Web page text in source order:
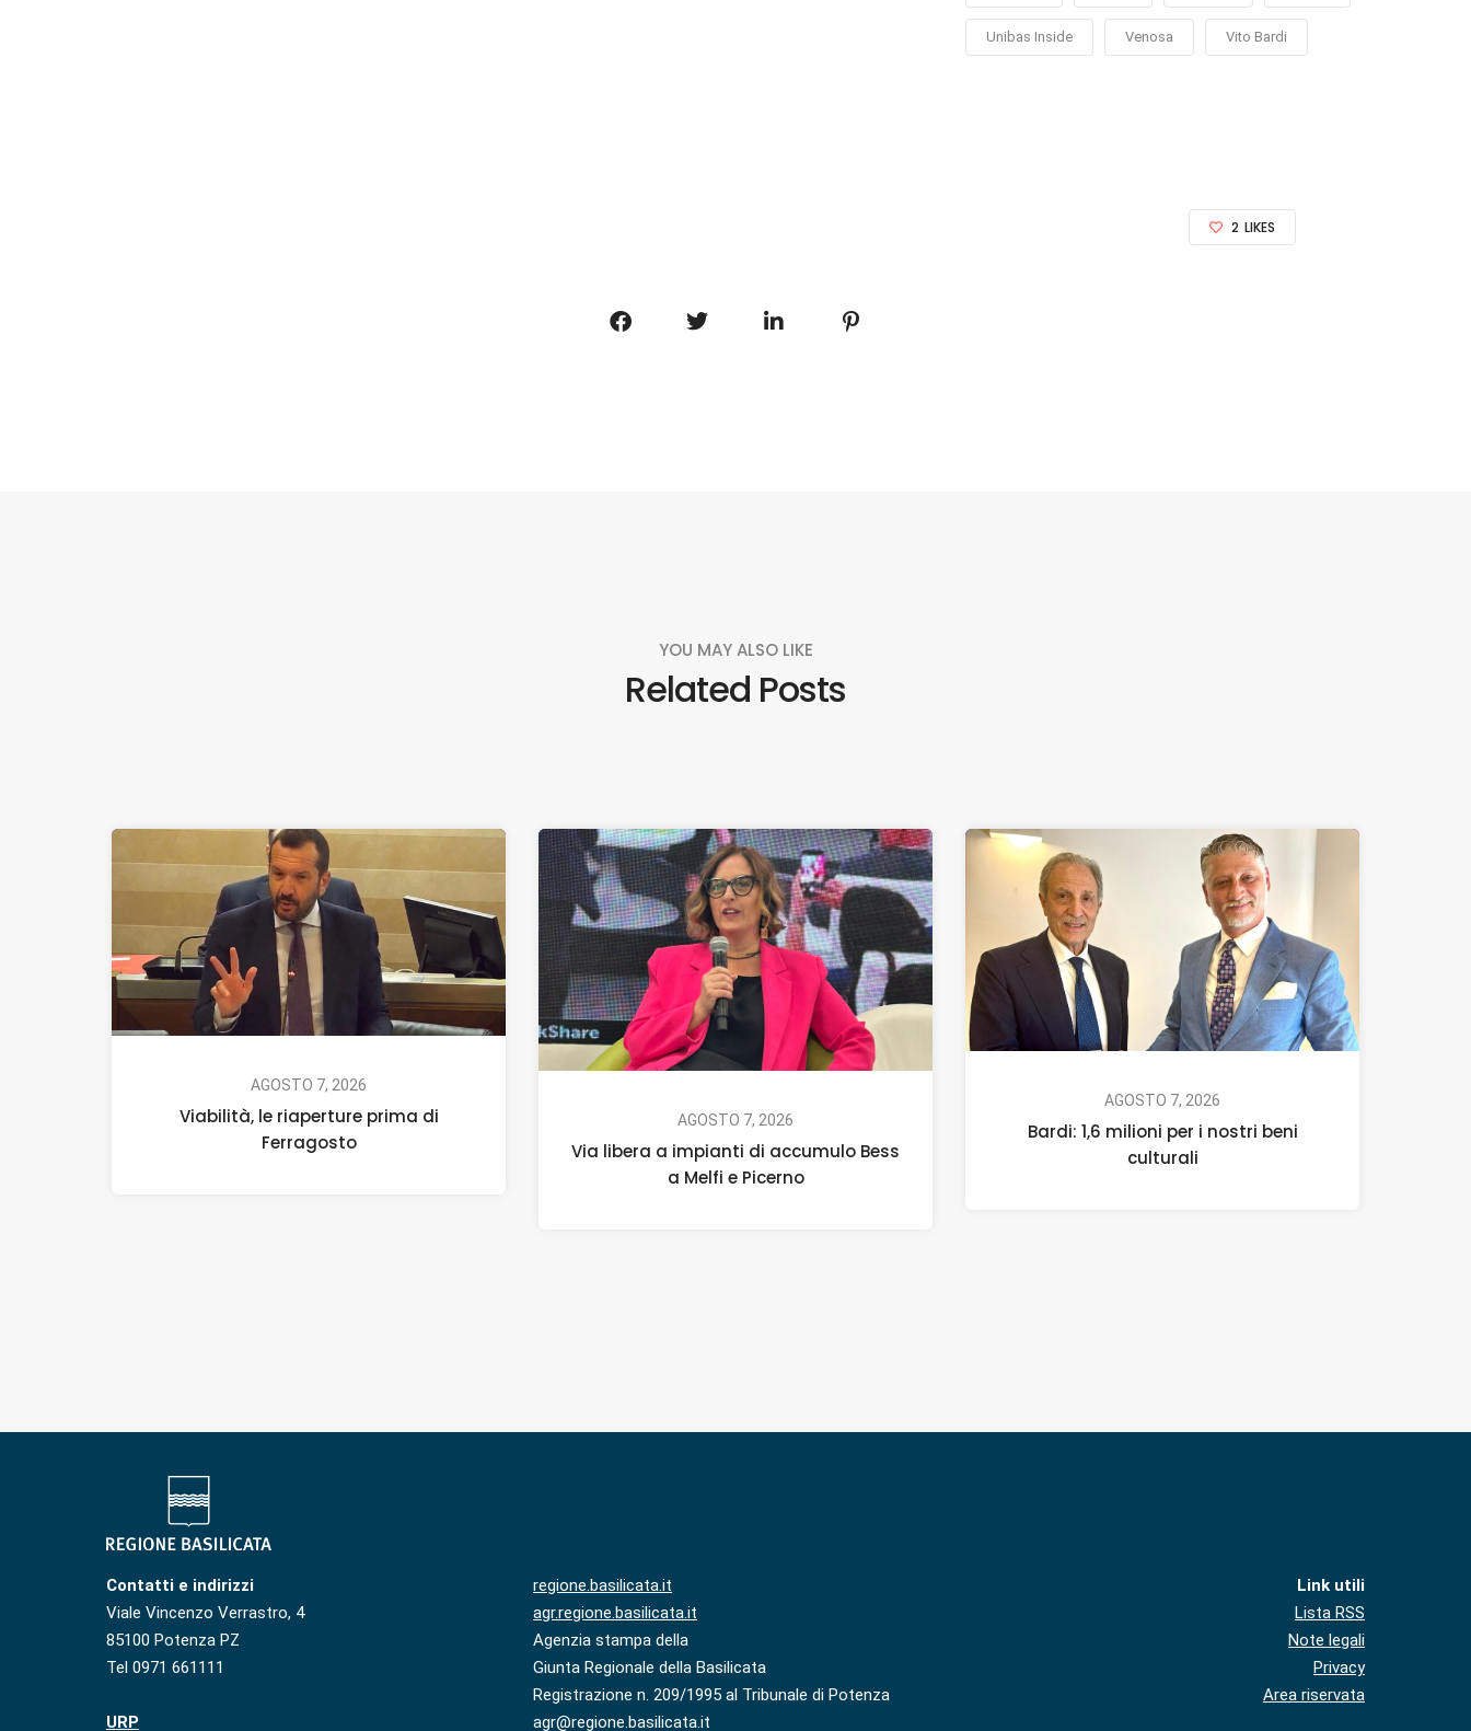
Unibas Inside Venosa Vito Bardi
2 LIKES
YOU MAY ALSO LIKE
Related Posts
AGOSTO 7, 2026
Viabilità, le riaperture prima di
Ferragosto
AGOSTO 7, 2026
Via libera a impianti di accumulo Bess
a Melfi e Picerno
AGOSTO 7, 2026
Bardi: 1,6 milioni per i nostri beni
culturali
Contatti e indirizzi
Viale Vincenzo Verrastro, 4
85100 Potenza PZ
Tel 0971 661111
URP
regione.basilicata.it
agr.regione.basilicata.it
Agenzia stampa della
Giunta Regionale della Basilicata
Registrazione n. 209/1995 al Tribunale di Potenza
agr@regione.basilicata.it
Link utili
Lista RSS
Note legali
Privacy
Area riservata